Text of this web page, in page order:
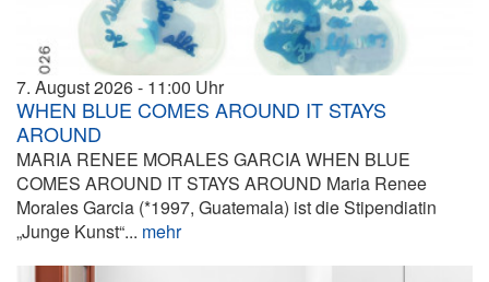
7. August 2026 11:00
WHEN BLUE COMES AROUND IT STAYS
AROUND
MARIA RENEE MORALES GARCIA WHEN BLUE
COMES AROUND IT STAYS AROUND Maria Renee
Morales Garcia (*1997, Guatemala) ist die Stipendiatin
„Junge Kunst“... mehr